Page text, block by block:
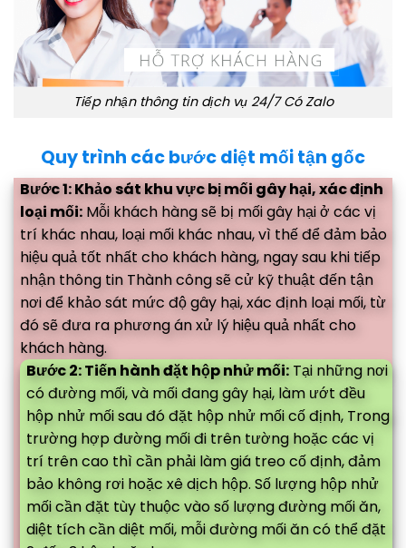
Tiếp nhận thông tin dịch vụ 24/7 Có Zalo
Quy trình các bước diệt mối tận gốc
Bước 1: Khảo sát khu vực bị mối gây hại, xác định
loại mối: Mỗi khách hàng sẽ bị mối gây hại ở các vị
trí khác nhau, loại mối khác nhau, vì thế để đảm bảo
hiệu quả tốt nhất cho khách hàng, ngay sau khi tiếp
nhận thông tin Thành công sẽ cử kỹ thuật đến tận
nơi để khảo sát mức độ gây hại, xác định loại mối, từ
đó sẽ đưa ra phương án xử lý hiệu quả nhất cho
khách hàng.
Bước 2: Tiến hành đặt hộp nhử mối: Tại những nơi
có đường mối, và mối đang gây hại, làm ướt đều
hộp nhử mối sau đó đặt hộp nhử mối cố định, Trong
trường hợp đường mối đi trên tường hoặc các vị
trí trên cao thì cần phải làm giá treo cố định, đảm
bảo không rơi hoặc xê dịch hộp. Số lượng hộp nhử
mối cần đặt tùy thuộc vào số lượng đường mối ăn,
diệt tích cần diệt mối, mỗi đường mối ăn có thể đặt